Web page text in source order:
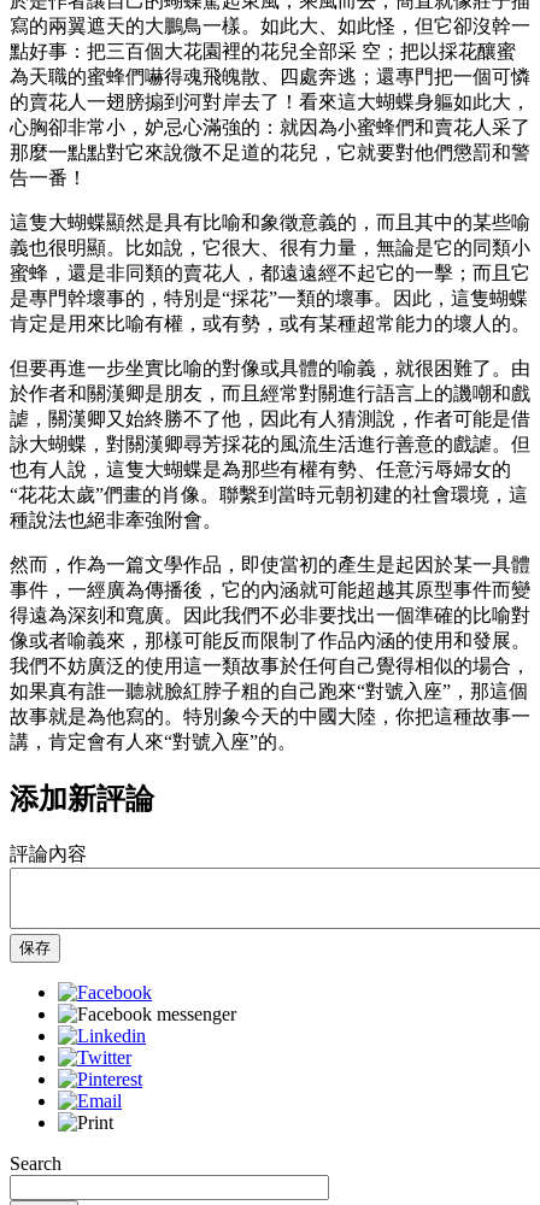
寫的兩翼遮天的大鵬鳥一樣。如此大、如此怪，但它卻沒幹一
點好事：把三百個大花園裡的花兒全部采 空；把以採花釀蜜
為天職的蜜蜂們嚇得魂飛魄散、四處奔逃；還專門把一個可憐
的賣花人一翅膀搧到河對岸去了！看來這大蝴蝶身軀如此大，
心胸卻非常小，妒忌心滿強的：就因為小蜜蜂們和賣花人采了
那麼一點點對它來說微不足道的花兒，它就要對他們懲罰和警
告一番！
這隻大蝴蝶顯然是具有比喻和象徵意義的，而且其中的某些喻
義也很明顯。比如說，它很大、很有力量，無論是它的同類小
蜜蜂，還是非同類的賣花人，都遠遠經不起它的一擊；而且它
是專門幹壞事的，特別是“採花”一類的壞事。因此，這隻蝴蝶
肯定是用來比喻有權，或有勢，或有某種超常能力的壞人的。
但要再進一步坐實比喻的對像或具體的喻義，就很困難了。由
於作者和關漢卿是朋友，而且經常對關進行語言上的譏嘲和戲
謔，關漢卿又始終勝不了他，因此有人猜測說，作者可能是借
詠大蝴蝶，對關漢卿尋芳採花的風流生活進行善意的戲謔。但
也有人說，這隻大蝴蝶是為那些有權有勢、任意污辱婦女的
“花花太歲”們畫的肖像。聯繫到當時元朝初建的社會環境，這
種說法也絕非牽強附會。
然而，作為一篇文學作品，即使當初的產生是起因於某一具體
事件，一經廣為傳播後，它的內涵就可能超越其原型事件而變
得遠為深刻和寬廣。因此我們不必非要找出一個準確的比喻對
像或者喻義來，那樣可能反而限制了作品內涵的使用和發展。
我們不妨廣泛的使用這一類故事於任何自己覺得相似的場合，
如果真有誰一聽就臉紅脖子粗的自己跑來“對號入座”，那這個
故事就是為他寫的。特別象今天的中國大陸，你把這種故事一
講，肯定會有人來“對號入座”的。
添加新評論
評論內容
保存
Search